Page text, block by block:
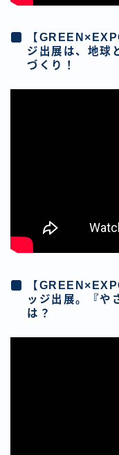
【
ジ出展は、地球
づくり！
【
ッジ出展。『や
は？